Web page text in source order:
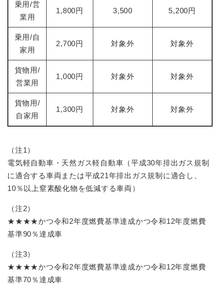
乗用/営
業用
1,800円 3,500 5,200円
乗用/自
家用
2,700円 対象外 対象外
貨物用/
営業用
1,000円 対象外 対象外
貨物用/
自家用
1,300円 対象外 対象外
（注1）
電気軽自動車・天然ガス軽自動車（平成30年排出ガス規制
に適合する車両または平成21年排出ガス規制に適合し、
10％以上窒素酸化物を低減する車両）
（注2）
★★★★かつ令和2年度燃費基準達成かつ令和12年度燃費
基準90％達成車
（注3）
★★★★かつ令和2年度燃費基準達成かつ令和12年度燃費
基準70％達成車